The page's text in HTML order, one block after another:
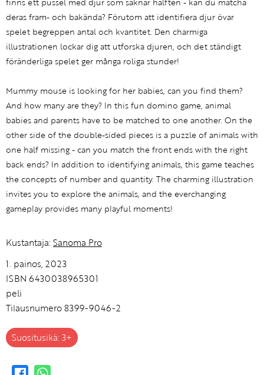
finns ett pussel med djur som saknar hälften - kan du matcha
deras fram- och bakända? Förutom att identifiera djur övar
spelet begreppen antal och kvantitet. Den charmiga
illustrationen lockar dig att utforska djuren, och det ständigt
föränderliga spelet ger många roliga stunder!​
Mummy mouse is looking for her babies, can you find them?
And how many are they? In this fun domino game, animal
babies and parents have to be matched to one another. On the
other side of the double-sided pieces is a puzzle of animals with
one half missing - can you match the front ends with the right
back ends? In addition to identifying animals, this game teaches
the concepts of number and quantity. The charming illustration
invites you to explore the animals, and the everchanging
gameplay provides many playful moments!
Kustantaja: Sanoma Pro
1. painos, 2023
ISBN 6430038965301
peli
Tilausnumero 8399-9046-2
Suositusikä: 3+